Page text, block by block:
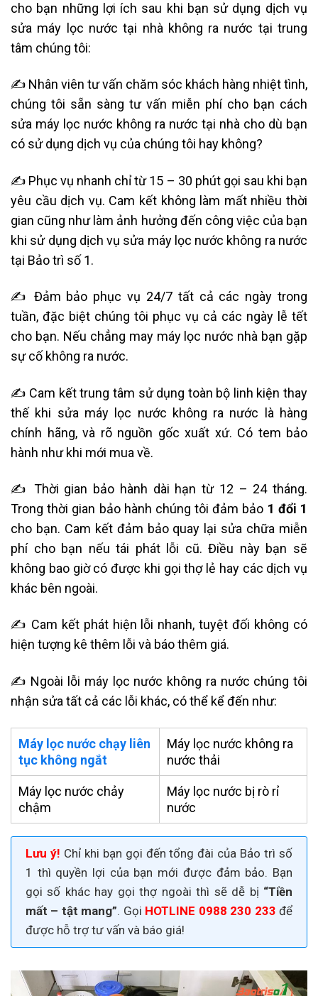
cho bạn những lợi ích sau khi bạn sử dụng dịch vụ
sửa máy lọc nước tại nhà không ra nước tại trung
tâm chúng tôi:
✍ Nhân viên tư vấn chăm sóc khách hàng nhiệt tình,
chúng tôi sẵn sàng tư vấn miễn phí cho bạn cách
sửa máy lọc nước không ra nước tại nhà cho dù bạn
có sử dụng dịch vụ của chúng tôi hay không?
✍ Phục vụ nhanh chỉ từ 15 – 30 phút gọi sau khi bạn
yêu cầu dịch vụ. Cam kết không làm mất nhiều thời
gian cũng như làm ảnh hưởng đến công việc của bạn
khi sử dụng dịch vụ sửa máy lọc nước không ra nước
tại Bảo trì số 1.
✍ Đảm bảo phục vụ 24/7 tất cả các ngày trong
tuần, đặc biệt chúng tôi phục vụ cả các ngày lễ tết
cho bạn. Nếu chẳng may máy lọc nước nhà bạn gặp
sự cố không ra nước.
✍ Cam kết trung tâm sử dụng toàn bộ linh kiện thay
thế khi sửa máy lọc nước không ra nước là hàng
chính hãng, và rõ nguồn gốc xuất xứ. Có tem bảo
hành như khi mới mua về.
✍ Thời gian bảo hành dài hạn từ 12 – 24 tháng.
Trong thời gian bảo hành chúng tôi đảm bảo 1 đổi 1
cho bạn. Cam kết đảm bảo quay lại sửa chữa miễn
phí cho bạn nếu tái phát lỗi cũ. Điều này bạn sẽ
không bao giờ có được khi gọi thợ lẻ hay các dịch vụ
khác bên ngoài.
✍ Cam kết phát hiện lỗi nhanh, tuyệt đối không có
hiện tượng kê thêm lỗi và báo thêm giá.
✍ Ngoài lỗi máy lọc nước không ra nước chúng tôi
nhận sửa tất cả các lỗi khác, có thể kể đến như:
Máy lọc nước chạy liên
tục không ngắt
Máy lọc nước không ra
nước thải
Máy lọc nước chảy
chậm
Máy lọc nước bị rò rỉ
nước
Lưu ý! Chỉ khi bạn gọi đến tổng đài của Bảo trì số
1 thì quyền lợi của bạn mới được đảm bảo. Bạn
gọi số khác hay gọi thợ ngoài thì sẽ dễ bị “Tiền
mất – tật mang”. Gọi HOTLINE 0988 230 233 để
được hỗ trợ tư vấn và báo giá!